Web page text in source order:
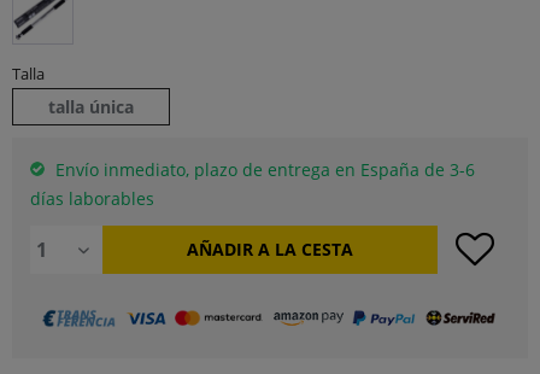
Talla
talla única
Envío inmediato, plazo de entrega en España de 3-6
días laborables
AÑADIR A LA CESTA